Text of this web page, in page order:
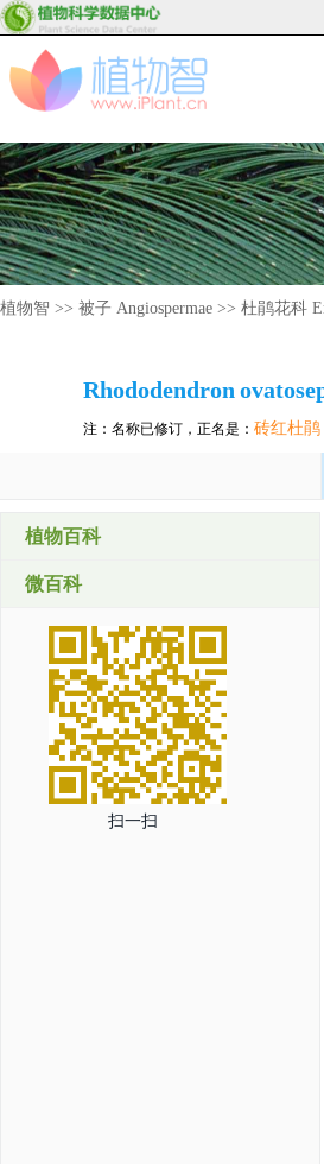
植物智 >> 被子 Angiospermae >> 杜鹃花科
Rhododendron
注：名称已修订，正名是： 砖红杜鹃
植物百科
微百科
扫一扫